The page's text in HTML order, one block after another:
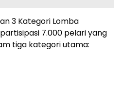
3 Kategori Lomba
7.000 pelari yang
tiga kategori utama: